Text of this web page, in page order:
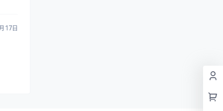
17日